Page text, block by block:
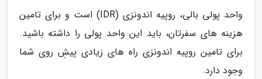
واحد پولی بالی، روپیه اندونزی (IDR) است و برای تامین
هزینه های سفرتان، باید این واحد پولی را داشته باشید.
برای تامین روپیه اندونزی راه های زیادی پیشِ روی شما
وجود دارد.